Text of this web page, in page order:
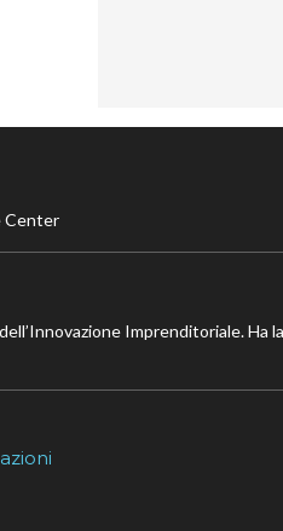
Center
Imprenditoriale. Ha